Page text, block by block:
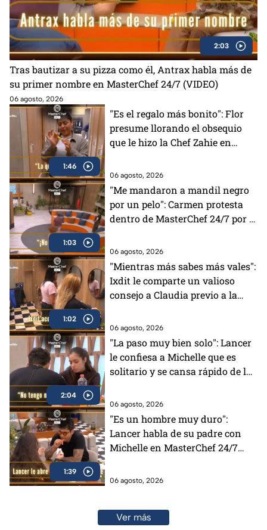
2:03
Tras bautizar a su pizza como él, Antrax habla más de
su primer nombre en MasterChef 24/7 (VIDEO)
06 agosto, 2026
1:46
"Es el regalo más bonito": Flor
presume llorando el obsequio
que le hizo la Chef Zahie en
06 agosto, 2026
1:03
"Me mandaron a mandil negro
por un pelo": Carmen protesta
dentro de MasterChef 24/7 por la
06 agosto, 2026
1:02
"Mientras más sabes más vales":
Ixdit le comparte un valioso
consejo a Claudia previo a la
06 agosto, 2026
2:04
"La paso muy bien solo": Lancer
le confiesa a Michelle que es
solitario y se cansa rápido de la
06 agosto, 2026
1:39
"Es un hombre muy duro":
Lancer habla de su padre con
Michelle en MasterChef 24/7
06 agosto, 2026
Ver más